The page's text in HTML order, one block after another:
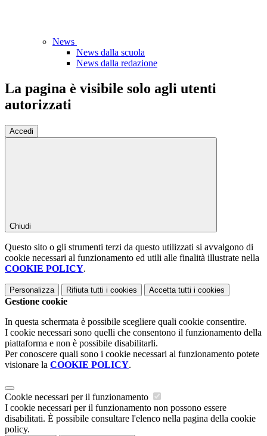
News
News dalla scuola
News dalla redazione
La pagina è visibile solo agli utenti
autorizzati
Accedi
Chiudi
Questo sito o gli strumenti terzi da questo utilizzati si avvalgono di
cookie necessari al funzionamento ed utili alle finalità illustrate nella
COOKIE POLICY.
Personalizza Rifiuta tutti i cookies Accetta tutti i cookies
Gestione cookie
In questa schermata è possibile scegliere quali cookie consentire.
I cookie necessari sono quelli che consentono il funzionamento della
piattaforma e non è possibile disabilitarli.
Per conoscere quali sono i cookie necessari al funzionamento potete
visionare la COOKIE POLICY.
Cookie necessari per il funzionamento
I cookie necessari per il funzionamento non possono essere
disabilitati. È possibile consultare l'elenco nella pagina della cookie
policy.